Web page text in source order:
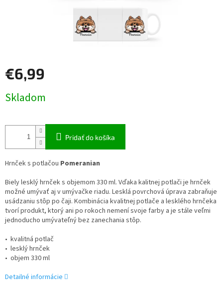
€6,99
cena:
Skladom
Pridať do košíka
Hrnček s potlačou Pomeranian
Biely lesklý hrnček s objemom 330 ml. Vďaka kalitnej potlači je hrnček
možné umývať aj v umývačke riadu. Lesklá povrchová úprava zabraňuje
usádzaniu stôp po čaji. Kombinácia kvalitnej potlače a lesklého hrnčeka
tvorí produkt, ktorý ani po rokoch nemení svoje farby a je stále veľmi
jednoducho umývateľný bez zanechania stôp.
• kvalitná potlač
• lesklý hrnček
• objem 330 ml
Detailné informácie